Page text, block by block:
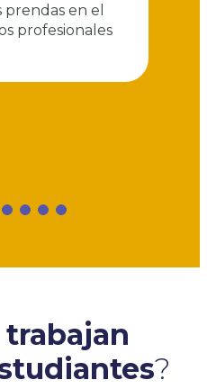
en el
profesionales
?